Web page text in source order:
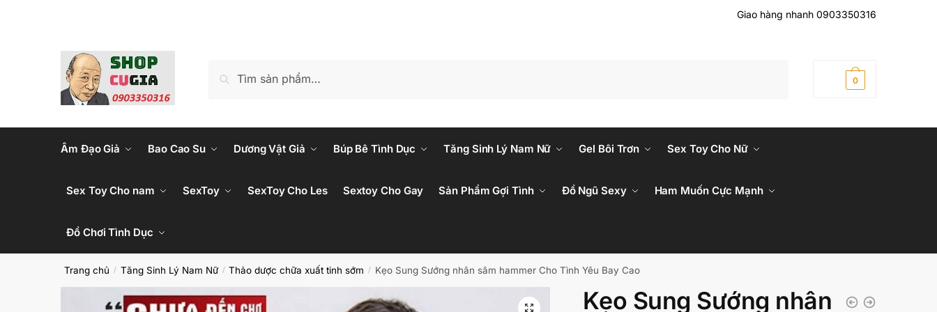
Giao hàng nhanh 0903350316
kiếm:
0
Âm Đạo Giả Bao Cao Su Dương Vật Giả Búp Bê Tình Dục Tăng Sinh Lý Nam Nữ Gel Bôi Trơn Sex Toy Cho Nữ
Sex Toy Cho nam SexToy SexToy Cho Les Sextoy Cho Gay Sản Phẩm Gợi Tình Đồ Ngũ Sexy Ham Muốn Cực Mạnh
Đồ Chơi Tình Dục
Trang chủ / Tăng Sinh Lý Nam Nữ / Thảo dược chữa xuất tinh sớm / Kẹo Sung Sướng nhân sâm hammer Cho Tình Yêu Bay Cao
Kẹo Sung Sướng nhân